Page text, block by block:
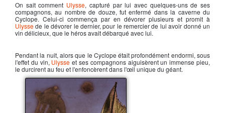
On sait comment Ulysse, capturé par lui avec quelques-uns de ses
compagnons, au nombre de douze, fut enfermé dans la caverne du
Cyclope. Celui-ci commença par en dévorer plusieurs et promit à
Ulyssede le dévorer le dernier, pour le remercier de lui avoir donné un
vin délicieux, que le héros avait débarqué avec lui.
Pendant la nuit, alors que le Cyclope était profondément endormi, sous
l'effet du vin, Ulysse et ses compagnons aiguisèrent un immense pieu,
le durcirent au feu et l'enfoncèrent dans l'œil unique du géant.